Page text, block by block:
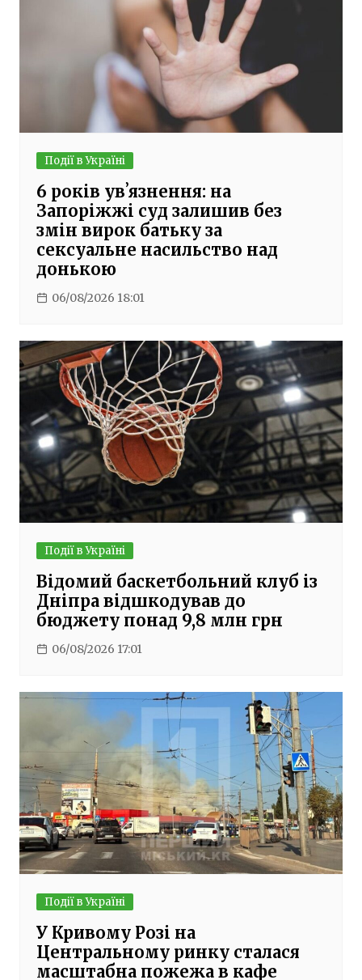
Події в Україні
6 років увʼязнення: на
Запоріжжі суд залишив без
змін вирок батьку за
сексуальне насильство над
донькою
06/08/2026 18:01
Події в Україні
Відомий баскетбольний клуб із
Дніпра відшкодував до
бюджету понад 9,8 млн грн
06/08/2026 17:01
Події в Україні
У Кривому Розі на
Центральному ринку сталася
масштабна пожежа в кафе